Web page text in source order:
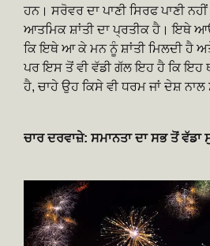
ਹਨ। ਸਰੋਵਰ ਦਾ ਪਾਣੀ ਸਿਰਫ ਪਾਣੀ
ਆਤਮਿਕ ਸ਼ਾਂਤੀ ਦਾ ਪ੍ਰਤੀਕ ਹੈ। ਇਥੇ
ਕਿ ਇਥੇ ਆ ਕੇ ਮਨ ਨੂੰ ਸ਼ਾਂਤੀ ਮਿਲਦੀ ਹੈ
ਪਰ ਇਸ ਤੋਂ ਵੀ ਵੱਡੀ ਗੱਲ ਇਹ ਹੈ ਕਿ ਇਹ
ਹੈ, ਚਾਹੇ ਉਹ ਕਿਸੇ ਵੀ ਧਰਮ ਜਾਂ ਦੇਸ਼ ਨਾਲ
ਚਾਰ ਦਰਵਾਜ਼ੇ: ਸਮਾਨਤਾ ਦਾ ਸਭ ਤੋਂ ਵੱਡਾ